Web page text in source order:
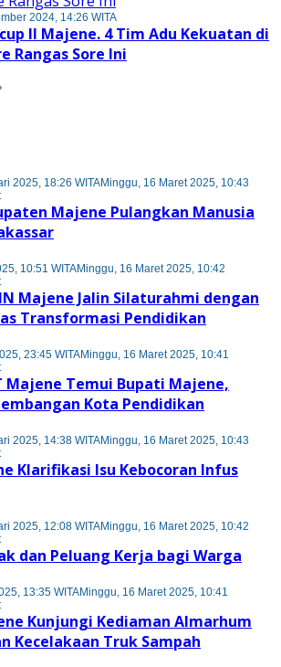
2024, 14:26 WITA
II Majene. 4 Tim Adu Kekuatan di
Rangas Sore Ini
2025, 18:26 WITAMinggu, 16 Maret 2025, 10:43
Majene Pulangkan Manusia
10:51 WITAMinggu, 16 Maret 2025, 10:42
Majene Jalin Silaturahmi dengan
Transformasi Pendidikan
23:45 WITAMinggu, 16 Maret 2025, 10:41
Majene Temui Bupati Majene,
Kota Pendidikan
2025, 14:38 WITAMinggu, 16 Maret 2025, 10:43
Klarifikasi Isu Kebocoran Infus
2025, 12:08 WITAMinggu, 16 Maret 2025, 10:42
dan Peluang Kerja bagi Warga
13:35 WITAMinggu, 16 Maret 2025, 10:41
Kunjungi Kediaman Almarhum
Kecelakaan Truk Sampah